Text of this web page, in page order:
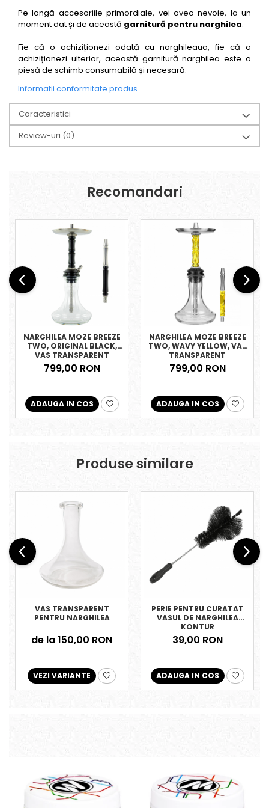
Pe langă accesoriile primordiale, vei avea nevoie, la un
moment dat și de această garnitură pentru narghilea.
Fie că o achiziționezi odată cu narghileaua, fie că o
achiziționezi ulterior, această garnitură narghilea este o
piesă de schimb consumabilă și necesară.
Informatii conformitate produs
Caracteristici
Review-uri (0)
Recomandari
NARGHILEA MOZE BREEZE
TWO, ORIGINAL BLACK,
VAS TRANSPARENT
799,00 RON
ADAUGA IN COS
NARGHILEA MOZE BREEZE
TWO, WAVY YELLOW, VAS
TRANSPARENT
799,00 RON
ADAUGA IN COS
Produse similare
VAS TRANSPARENT
PENTRU NARGHILEA
de la 150,00 RON
VEZI VARIANTE
PERIE PENTRU CURATAT
VASUL DE NARGHILEA
KONTUR
39,00 RON
ADAUGA IN COS